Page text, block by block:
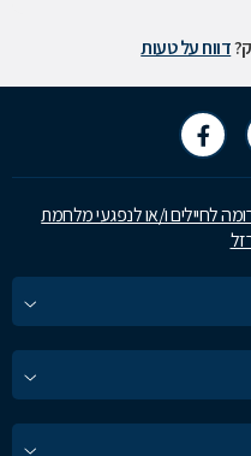
דווח על טעות
לחיילים ו/או לנפגעי מלחמת